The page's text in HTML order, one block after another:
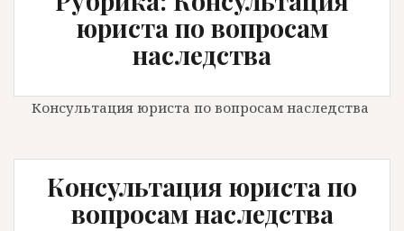
юриста по вопросам
наследства
Консультация юриста по вопросам наследства
Консультация юриста по
вопросам наследства